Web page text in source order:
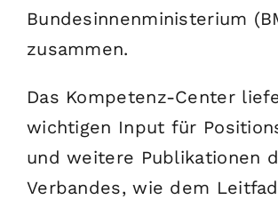
Bundesinnenministerium
zusammen.
Das Kompetenz-Center
wichtigen Input für
und weitere Publikationen
Verbandes, wie dem